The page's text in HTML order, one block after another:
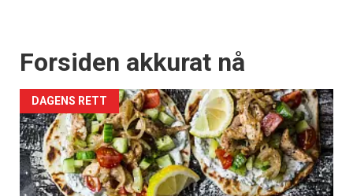
Forsiden akkurat nå
DAGENS RETT